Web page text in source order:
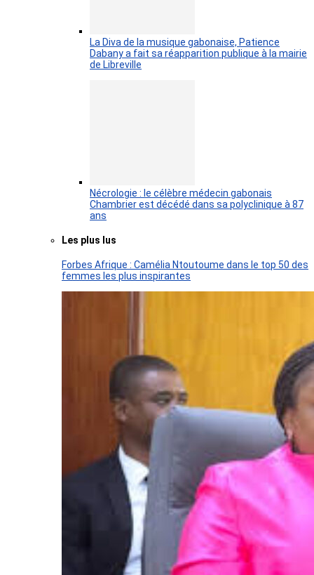
La Diva de la musique gabonaise, Patience
Dabany a fait sa réapparition publique à la mairie
de Libreville
Nécrologie : le célèbre médecin gabonais
Chambrier est décédé dans sa polyclinique à 87
ans
Les plus lus
Forbes Afrique : Camélia Ntoutoume dans le top 50 des
femmes les plus inspirantes